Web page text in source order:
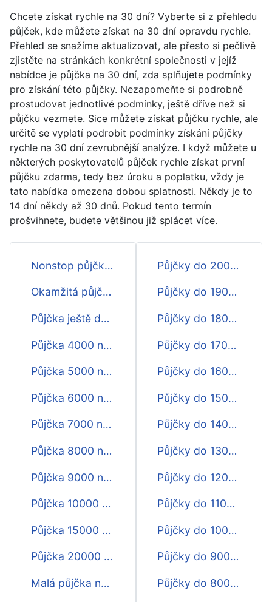
Chcete získat rychle na 30 dní? Vyberte si z přehledu
půjček, kde můžete získat na 30 dní opravdu rychle.
Přehled se snažíme aktualizovat, ale přesto si pečlivě
zjistěte na stránkách konkrétní společnosti v jejíž
nabídce je půjčka na 30 dní, zda splňujete podmínky
pro získání této půjčky. Nezapomeňte si podrobně
prostudovat jednotlivé podmínky, ještě dříve než si
půjčku vezmete. Sice můžete získat půjčku rychle, ale
určitě se vyplatí podrobit podmínky získání půjčky
rychle na 30 dní zevrubnější analýze. I když můžete u
některých poskytovatelů půjček rychle získat první
půjčku zdarma, tedy bez úroku a poplatku, vždy je
tato nabídka omezena dobou splatnosti. Někdy je to
14 dní někdy až 30 dnů. Pokud tento termín
prošvihnete, budete většinou již splácet více.
Nonstop půjčka na 30 dní
Okamžitá půjčka na 30 dní
Půjčka ještě dnes na 30 dnů
Půjčka 4000 na 30 dní
Půjčka 5000 na 30 dnů
Půjčka 6000 na 30 dní
Půjčka 7000 na 30 dnů
Půjčka 8000 na 30 dní
Půjčka 9000 na 30 dnů
Půjčka 10000 na 30 dní
Půjčka 15000 na 30 dnů
Půjčka 20000 na 30 dnů
Malá půjčka na 30 dní
Půjčky do 20000 Kč na 30 dní
Půjčky do 19000 Kč na 30 dní
Půjčky do 18000 Kč na 30 dní
Půjčky do 17000 Kč na 30 dní
Půjčky do 16000 Kč na 30 dní
Půjčky do 15000 Kč na 30 dní
Půjčky do 14000 Kč na 30 dní
Půjčky do 13000 Kč na 30 dní
Půjčky do 12000 Kč na 30 dní
Půjčky do 11000 Kč na 30 dní
Půjčky do 10000 Kč na 30 dní
Půjčky do 9000 Kč na 30 dní
Půjčky do 8000 Kč na 30 dní